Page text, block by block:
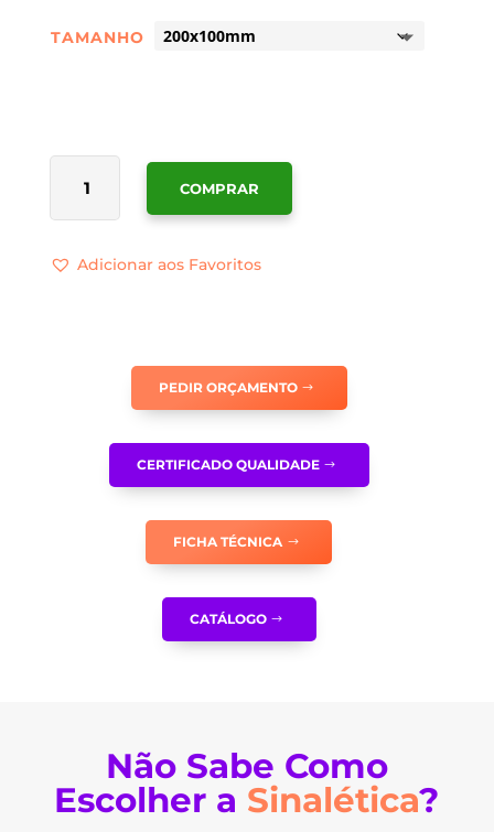
TAMANHO
QUANTIDADE
SINALÉTICA
SAÍDA
PESSOAS
DEFICIÊNCIA
MOBILIDADE
CONDICIONADA
COMPRAR
Adicionar aos Favoritos
PEDIR ORÇAMENTO
CERTIFICADO QUALIDADE
FICHA TÉCNICA
CATÁLOGO
Não Sabe Como
Escolher a Sinalética?